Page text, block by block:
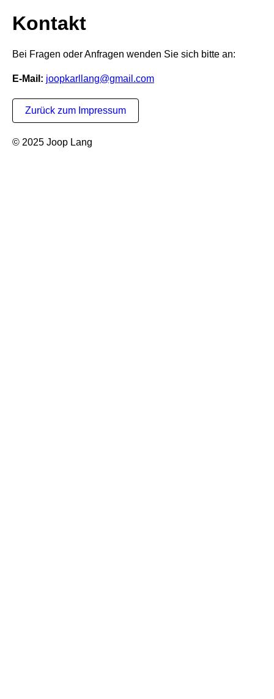
Kontakt
Bei Fragen oder Anfragen wenden Sie sich bitte an:
E-Mail: joopkarllang@gmail.com
Zurück zum Impressum
© 2025 Joop Lang